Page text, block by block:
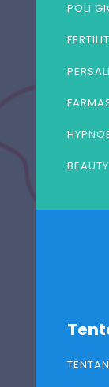
POLI